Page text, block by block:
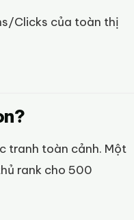
Clicks của toàn thị
tranh toàn cảnh. Một
rank cho 500